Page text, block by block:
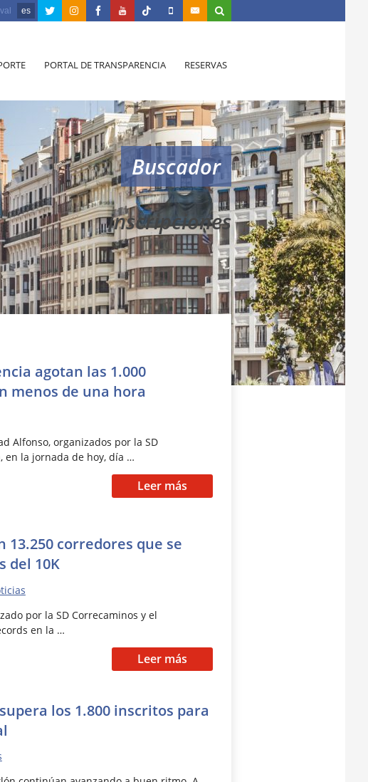
val es
PORTAL DE TRANSPARENCIA RESERVAS
Buscador
inscripciones
agotan las 1.000
menos de una hora
Alfonso, organizados por la SD
en la jornada de hoy, día …
Leer más
13.250 corredores que se
del 10K
por la SD Correcaminos y el
en la …
Leer más
los 1.800 inscritos para